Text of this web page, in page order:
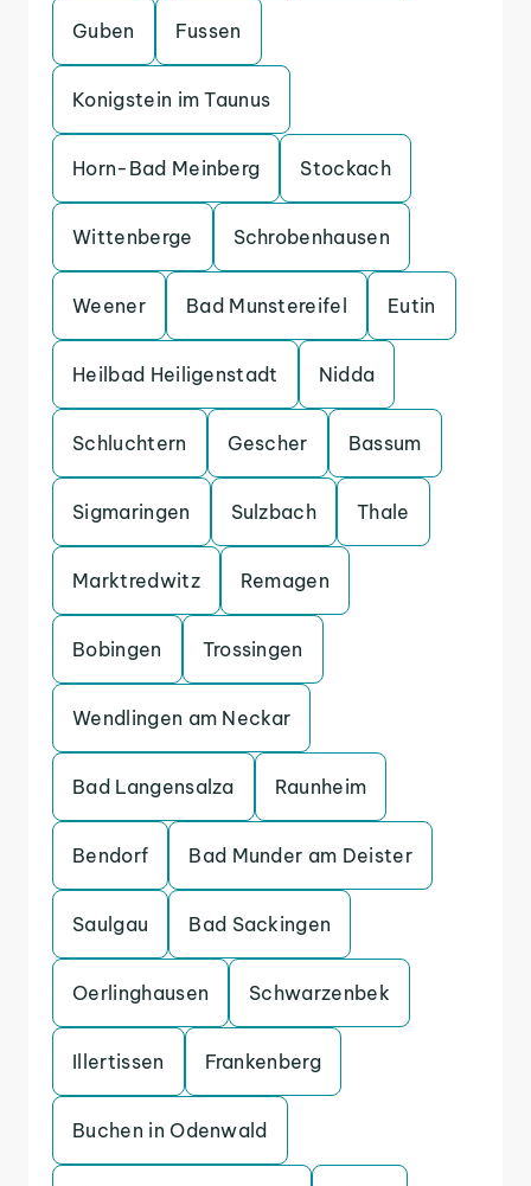
Guben Fussen
Konigstein im Taunus
Horn-Bad Meinberg Stockach
Wittenberge Schrobenhausen
Weener Bad Munstereifel Eutin
Heilbad Heiligenstadt Nidda
Schluchtern Gescher Bassum
Sigmaringen Sulzbach Thale
Marktredwitz Remagen
Bobingen Trossingen
Wendlingen am Neckar
Bad Langensalza Raunheim
Bendorf Bad Munder am Deister
Saulgau Bad Sackingen
Oerlinghausen Schwarzenbek
Illertissen Frankenberg
Buchen in Odenwald